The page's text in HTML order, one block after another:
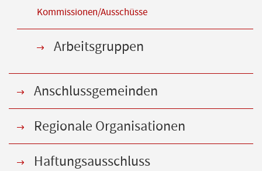
Kommissionen/Ausschüsse
Arbeitsgruppen
Anschlussgemeinden
Regionale Organisationen
Haftungsausschluss